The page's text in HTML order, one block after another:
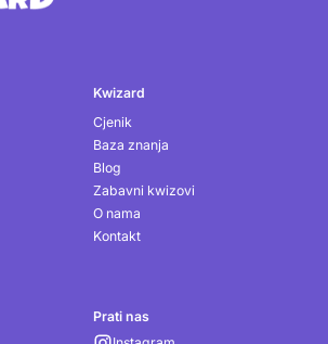
Kwizard
Cjenik
Baza znanja
Blog
Zabavni kwizovi
O nama
Kontakt
Prati nas